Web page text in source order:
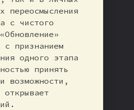
переосмысления
с чистого
с признанием
одного этапа
принять
возможности,
открывает